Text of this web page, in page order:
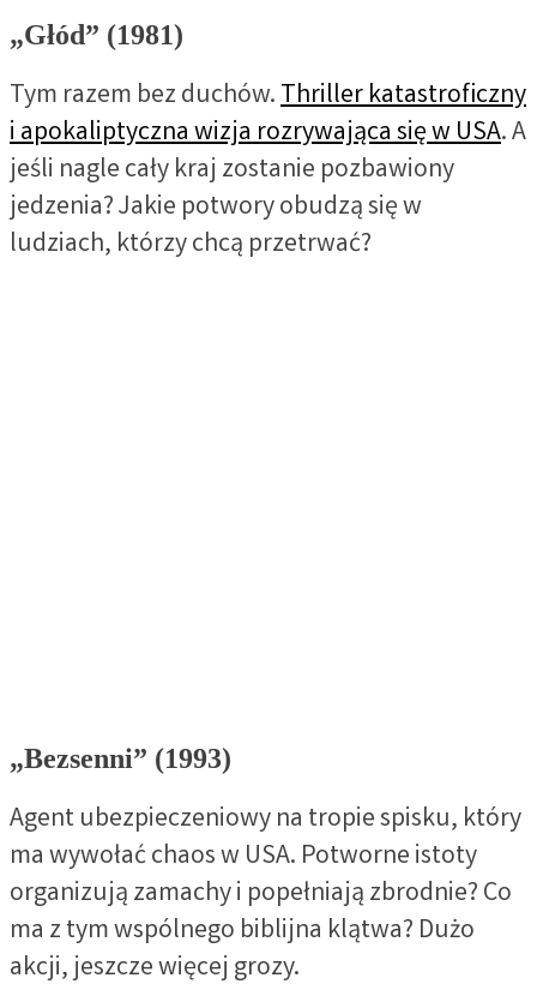
„Głód” (1981)
Tym razem bez duchów.Thriller katastroficzny
i apokaliptyczna wizja rozrywająca się w USA. A
jeśli nagle cały kraj zostanie pozbawiony
jedzenia? Jakie potwory obudzą się w
ludziach, którzy chcą przetrwać?
„Bezsenni” (1993)
Agent ubezpieczeniowy na tropie spisku, który
ma wywołać chaos w USA. Potworne istoty
organizują zamachy i popełniają zbrodnie? Co
ma z tym wspólnego biblijna klątwa? Dużo
akcji, jeszcze więcej grozy.